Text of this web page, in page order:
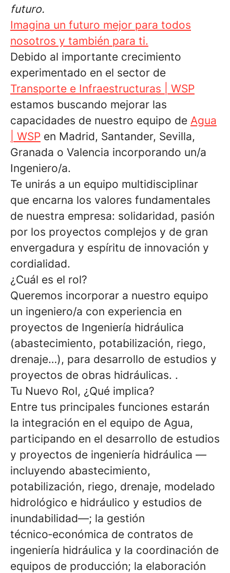
futuro.
Imagina un futuro mejor para todos
nosotros y también para ti.
Debido al importante crecimiento
experimentado en el sector de
Transporte e Infraestructuras | WSP
estamos buscando mejorar las
capacidades de nuestro equipo de Agua
| WSP en Madrid, Santander, Sevilla,
Granada o Valencia incorporando un/a
Ingeniero/a.
Te unirás a un equipo multidisciplinar
que encarna los valores fundamentales
de nuestra empresa: solidaridad, pasión
por los proyectos complejos y de gran
envergadura y espíritu de innovación y
cordialidad.
¿Cuál es el rol?
Queremos incorporar a nuestro equipo
un ingeniero/a con experiencia en
proyectos de Ingeniería hidráulica
(abastecimiento, potabilización, riego,
drenaje…), para desarrollo de estudios y
proyectos de obras hidráulicas. .
Tu Nuevo Rol, ¿Qué implica?
Entre tus principales funciones estarán
la integración en el equipo de Agua,
participando en el desarrollo de estudios
y proyectos de ingeniería hidráulica —
incluyendo abastecimiento,
potabilización, riego, drenaje, modelado
hidrológico e hidráulico y estudios de
inundabilidad—; la gestión
técnico‑económica de contratos de
ingeniería hidráulica y la coordinación de
equipos de producción; la elaboración